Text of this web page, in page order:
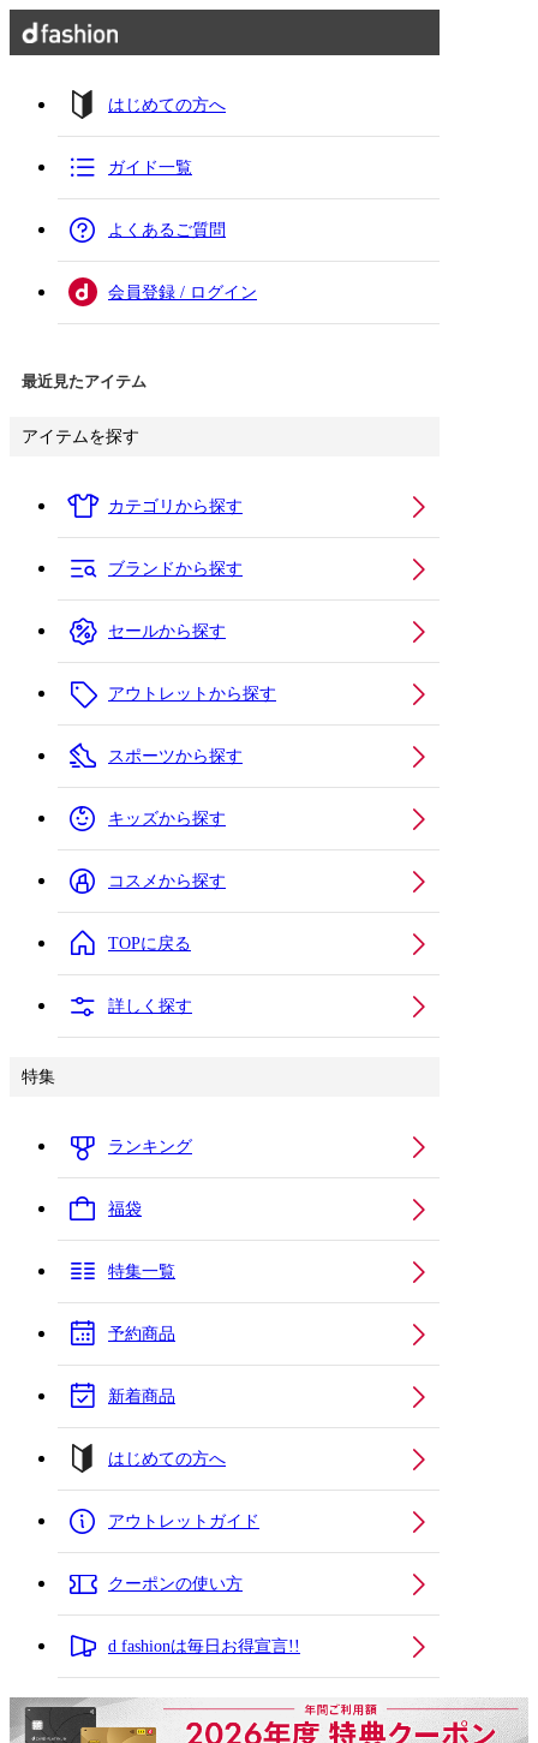
はじめての方へ
ガイド一覧
よくあるご質問
会員登録 / ログイン
最近見たアイテム
アイテムを探す
カテゴリから探す
ブランドから探す
セールから探す
アウトレットから探す
スポーツから探す
キッズから探す
コスメから探す
TOPに戻る
詳しく探す
特集
ランキング
福袋
特集一覧
予約商品
新着商品
はじめての方へ
アウトレットガイド
クーポンの使い方
d fashionは毎日お得宣言!!